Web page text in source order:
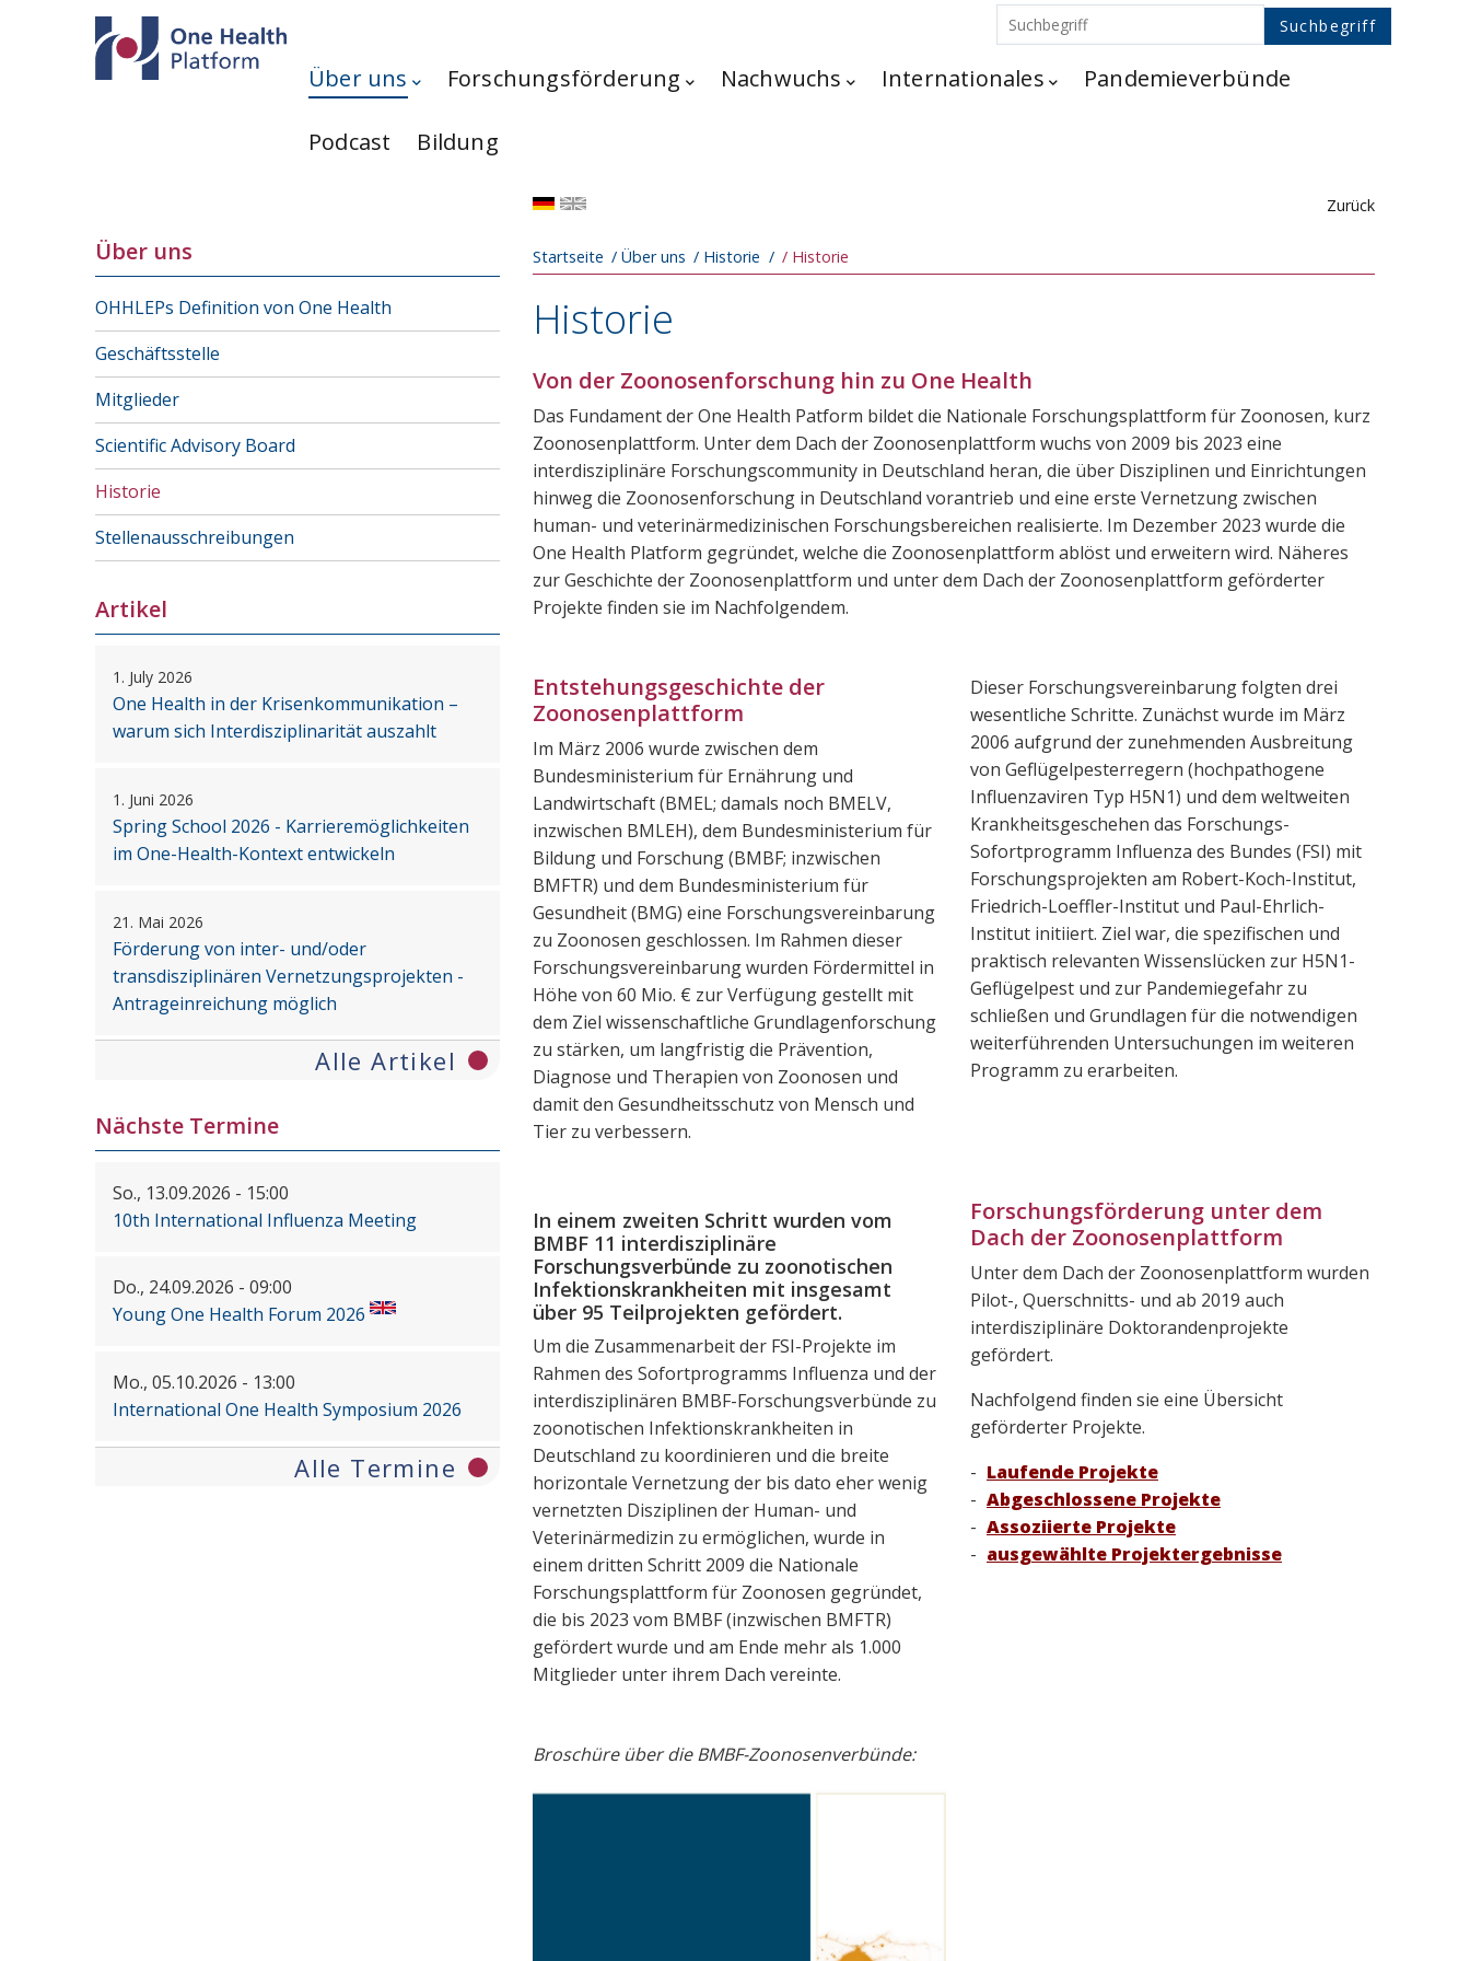
Direkt zum Inhalt
Über uns Forschungsförderung Nachwuchs Internationales Pandemieverbünde
Podcast Bildung
Zurück
Pfadnavigation
Startseite Über uns Historie Historie
Historie
Von der Zoonosenforschung hin zu One Health
Das Fundament der One Health Patform bildet die Nationale Forschungsplattform für Zoonosen, kurz
Zoonosenplattform. Unter dem Dach der Zoonosenplattform wuchs von 2009 bis 2023 eine
interdisziplinäre Forschungscommunity in Deutschland heran, die über Disziplinen und Einrichtungen
hinweg die Zoonosenforschung in Deutschland vorantrieb und eine erste Vernetzung zwischen
human- und veterinärmedizinischen Forschungsbereichen realisierte. Im Dezember 2023 wurde die
One Health Platform gegründet, welche die Zoonosenplattform ablöst und erweitern wird. Näheres
zur Geschichte der Zoonosenplattform und unter dem Dach der Zoonosenplattform geförderter
Projekte finden sie im Nachfolgendem.
Entstehungsgeschichte der
Zoonosenplattform
Im März 2006 wurde zwischen dem
Bundesministerium für Ernährung und
Landwirtschaft (BMEL; damals noch BMELV,
inzwischen BMLEH), dem Bundesministerium für
Bildung und Forschung (BMBF; inzwischen
BMFTR) und dem Bundesministerium für
Gesundheit (BMG) eine Forschungsvereinbarung
zu Zoonosen geschlossen. Im Rahmen dieser
Forschungsvereinbarung wurden Fördermittel in
Höhe von 60 Mio. € zur Verfügung gestellt mit
dem Ziel wissenschaftliche Grundlagenforschung
zu stärken, um langfristig die Prävention,
Diagnose und Therapien von Zoonosen und
damit den Gesundheitsschutz von Mensch und
Tier zu verbessern.
Dieser Forschungsvereinbarung folgten drei
wesentliche Schritte. Zunächst wurde im März
2006 aufgrund der zunehmenden Ausbreitung
von Geflügelpesterregern (hochpathogene
Influenzaviren Typ H5N1) und dem weltweiten
Krankheitsgeschehen das Forschungs-
Sofortprogramm Influenza des Bundes (FSI) mit
Forschungsprojekten am Robert-Koch-Institut,
Friedrich-Loeffler-Institut und Paul-Ehrlich-
Institut initiiert. Ziel war, die spezifischen und
praktisch relevanten Wissenslücken zur H5N1-
Geflügelpest und zur Pandemiegefahr zu
schließen und Grundlagen für die notwendigen
weiterführenden Untersuchungen im weiteren
Programm zu erarbeiten.
In einem zweiten Schritt wurden vom
BMBF 11 interdisziplinäre
Forschungsverbünde zu zoonotischen
Infektionskrankheiten mit insgesamt
über 95 Teilprojekten gefördert.
Um die Zusammenarbeit der FSI-Projekte im
Rahmen des Sofortprogramms Influenza und der
interdisziplinären BMBF-Forschungsverbünde zu
zoonotischen Infektionskrankheiten in
Deutschland zu koordinieren und die breite
horizontale Vernetzung der bis dato eher wenig
vernetzten Disziplinen der Human- und
Veterinärmedizin zu ermöglichen, wurde in
einem dritten Schritt 2009 die Nationale
Forschungsplattform für Zoonosen gegründet,
die bis 2023 vom BMBF (inzwischen BMFTR)
gefördert wurde und am Ende mehr als 1.000
Mitglieder unter ihrem Dach vereinte.
Forschungsförderung unter dem
Dach der Zoonosenplattform
Unter dem Dach der Zoonosenplattform wurden
Pilot-, Querschnitts- und ab 2019 auch
interdisziplinäre Doktorandenprojekte
gefördert.
Nachfolgend finden sie eine Übersicht
geförderter Projekte.
Laufende Projekte
Abgeschlossene Projekte
Assoziierte Projekte
ausgewählte Projektergebnisse
Broschüre über die BMBF-Zoonosenverbünde:
Über uns
OHHLEPs Definition von One Health
Geschäftsstelle
Mitglieder
Scientific Advisory Board
Historie
Stellenausschreibungen
Artikel
1. July 2026
One Health in der Krisenkommunikation –
warum sich Interdisziplinarität auszahlt
1. Juni 2026
Spring School 2026 - Karrieremöglichkeiten
im One-Health-Kontext entwickeln
21. Mai 2026
Förderung von inter- und/oder
transdisziplinären Vernetzungsprojekten -
Antrageinreichung möglich
Alle Artikel
Nächste Termine
So., 13.09.2026 - 15:00
10th International Influenza Meeting
Do., 24.09.2026 - 09:00
Young One Health Forum 2026
Mo., 05.10.2026 - 13:00
International One Health Symposium 2026
Alle Termine